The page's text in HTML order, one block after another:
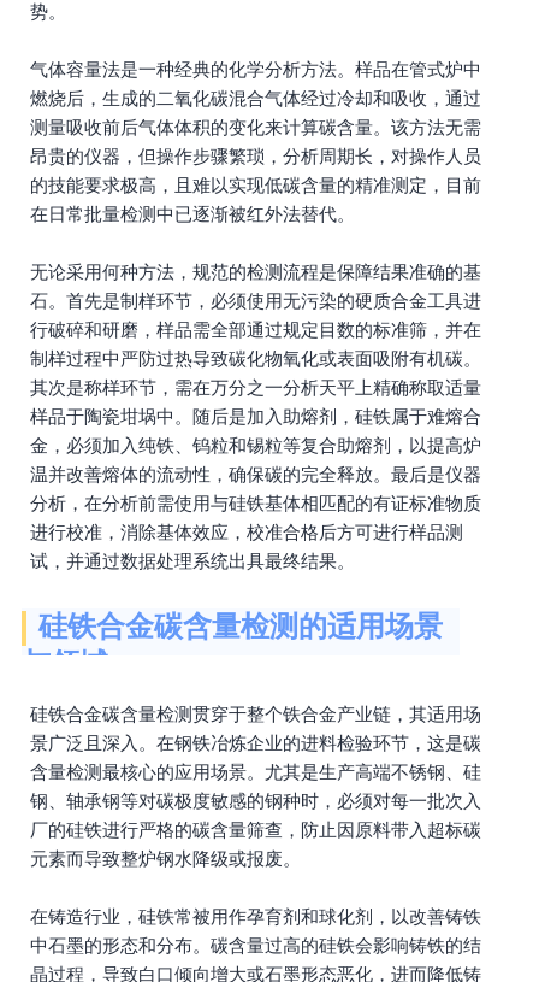
势。
气体容量法是一种经典的化学分析方法。样品在管式炉中
燃烧后，生成的二氧化碳混合气体经过冷却和吸收，通过
测量吸收前后气体体积的变化来计算碳含量。该方法无需
昂贵的仪器，但操作步骤繁琐，分析周期长，对操作人员
的技能要求极高，且难以实现低碳含量的精准测定，目前
在日常批量检测中已逐渐被红外法替代。
无论采用何种方法，规范的检测流程是保障结果准确的基
石。首先是制样环节，必须使用无污染的硬质合金工具进
行破碎和研磨，样品需全部通过规定目数的标准筛，并在
制样过程中严防过热导致碳化物氧化或表面吸附有机碳。
其次是称样环节，需在万分之一分析天平上精确称取适量
样品于陶瓷坩埚中。随后是加入助熔剂，硅铁属于难熔合
金，必须加入纯铁、钨粒和锡粒等复合助熔剂，以提高炉
温并改善熔体的流动性，确保碳的完全释放。最后是仪器
分析，在分析前需使用与硅铁基体相匹配的有证标准物质
进行校准，消除基体效应，校准合格后方可进行样品测
试，并通过数据处理系统出具最终结果。
硅铁合金碳含量检测的适用场景
与领域
硅铁合金碳含量检测贯穿于整个铁合金产业链，其适用场
景广泛且深入。在钢铁冶炼企业的进料检验环节，这是碳
含量检测最核心的应用场景。尤其是生产高端不锈钢、硅
钢、轴承钢等对碳极度敏感的钢种时，必须对每一批次入
厂的硅铁进行严格的碳含量筛查，防止因原料带入超标碳
元素而导致整炉钢水降级或报废。
在铸造行业，硅铁常被用作孕育剂和球化剂，以改善铸铁
中石墨的形态和分布。碳含量过高的硅铁会影响铸铁的结
晶过程，导致白口倾向增大或石墨形态恶化，进而降低铸